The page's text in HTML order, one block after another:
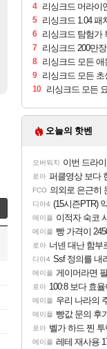
메이플 빵값 문의 후기
로아 벨가 하드 찐 투
메이플
레테 재사용 17
로아 벨가르딘 나이트
아주프로 4컷 만화 | 야
리밋제로 테스트 때는
해외겜 스위치2판 ‘
PV 비스트 오브 리인
4 리싱크드 머라이언 선수
5 리싱크드 1.04 패
6 리싱크드 탐험가
7 리싱크드 200만장 판
8 리싱크드 모든 애완
9 리싱크드 모든 초
10 리싱크드 모든
오늘의 핫벤
오버워치 이번 드라
로아 퍼클영상 보다
FCO 의외로 은근히 몬가
디아4 (15시즌PTR) 악
메이플 이적자 숙코
메이플 빵 가격이 24500원 이
로아 너넨 대난 함부
디아4 Ssf 정의를 내
메이플 게이머라면
로아 100:8 보다 효율이
메이플 우리 나라의
메이플 빵값 문의 후
로아 벨가 하드 찐 투
메이플 레테 재사용